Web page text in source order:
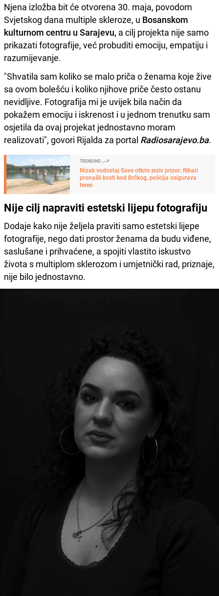
Njena izložba bit će otvorena 30. maja, povodom
Svjetskog dana multiple skleroze, u Bosanskom
kulturnom centru u Sarajevu, a cilj projekta nije samo
prikazati fotografije, već probuditi emociju, empatiju i
razumijevanje.
"Shvatila sam koliko se malo priča o ženama koje žive
sa ovom bolešću i koliko njihove priče često ostanu
nevidljive. Fotografija mi je uvijek bila način da
pokažem emociju i iskrenost i u jednom trenutku sam
osjetila da ovaj projekat jednostavno moram
realizovati", govori Rijalda za portal Radiosarajevo.ba.
TRENDING
Nizak vodostaj Save otkrio jeziv prizor: Ribari
pronašli kosti kod Brčkog, policija osigurava
teren
Nije cilj napraviti estetski lijepu fotografiju
Dodaje kako nije željela praviti samo estetski lijepe
fotografije, nego dati prostor ženama da budu viđene,
saslušane i prihvaćene, a spojiti vlastito iskustvo
života s multiplom sklerozom i umjetnički rad, priznaje,
nije bilo jednostavno.